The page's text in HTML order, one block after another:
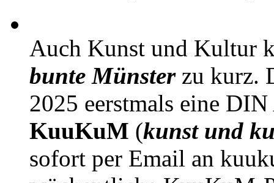
Auch Kunst und Kultur
bunte Münsterzu kurz.
2025 eerstmals eine
KuuKuM (kunst und
sofort per Email an